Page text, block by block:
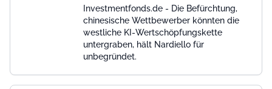
Investmentfonds.de - Die Befürchtung,
chinesische Wettbewerber könnten die
westliche KI-Wertschöpfungskette
untergraben, hält Nardiello für
unbegründet.